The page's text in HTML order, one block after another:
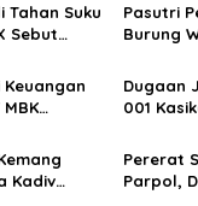
Tahan Suku
Sebut
Pasutri
Burung
Pelapor
Segera
Dugaan
001
Kampar,
Kasus Ini
Kadiv
Pererat
Parpol,